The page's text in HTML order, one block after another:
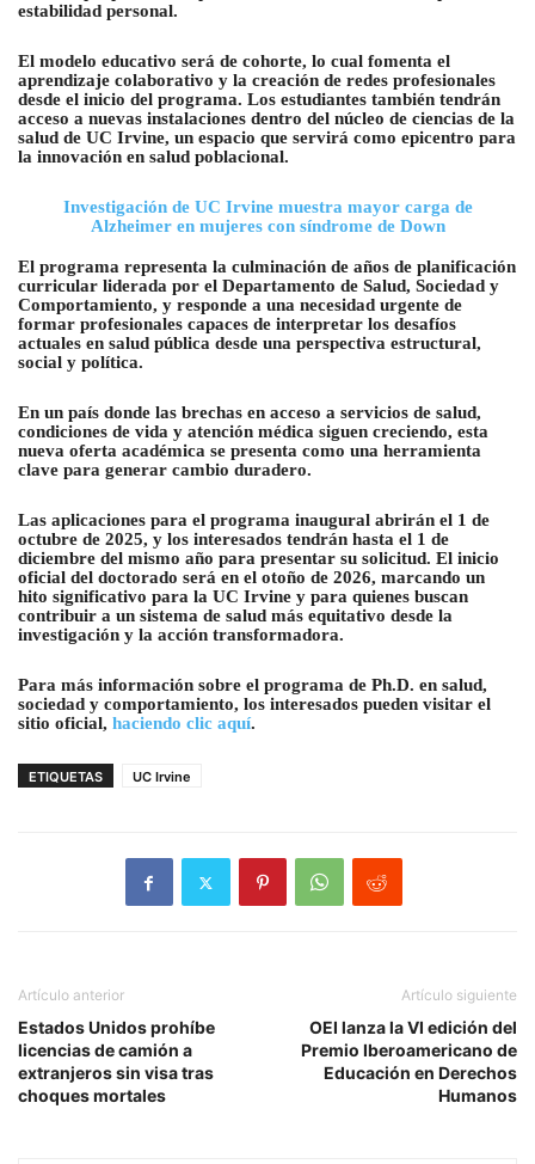
estabilidad personal.
El modelo educativo será de cohorte, lo cual fomenta el
aprendizaje colaborativo y la creación de redes profesionales
desde el inicio del programa. Los estudiantes también tendrán
acceso a nuevas instalaciones dentro del núcleo de ciencias de la
salud de UC Irvine, un espacio que servirá como epicentro para
la innovación en salud poblacional.
Investigación de UC Irvine muestra mayor carga de
Alzheimer en mujeres con síndrome de Down
El programa representa la culminación de años de planificación
curricular liderada por el Departamento de Salud, Sociedad y
Comportamiento, y responde a una necesidad urgente de
formar profesionales capaces de interpretar los desafíos
actuales en salud pública desde una perspectiva estructural,
social y política.
En un país donde las brechas en acceso a servicios de salud,
condiciones de vida y atención médica siguen creciendo, esta
nueva oferta académica se presenta como una herramienta
clave para generar cambio duradero.
Las aplicaciones para el programa inaugural abrirán el 1 de
octubre de 2025, y los interesados tendrán hasta el 1 de
diciembre del mismo año para presentar su solicitud. El inicio
oficial del doctorado será en el otoño de 2026, marcando un
hito significativo para la UC Irvine y para quienes buscan
contribuir a un sistema de salud más equitativo desde la
investigación y la acción transformadora.
Para más información sobre el programa de Ph.D. en salud,
sociedad y comportamiento, los interesados pueden visitar el
sitio oficial, haciendo clic aquí.
ETIQUETAS UC Irvine
Artículo anterior
Estados Unidos prohíbe
licencias de camión a
extranjeros sin visa tras
choques mortales
Artículo siguiente
OEI lanza la VI edición del
Premio Iberoamericano de
Educación en Derechos
Humanos